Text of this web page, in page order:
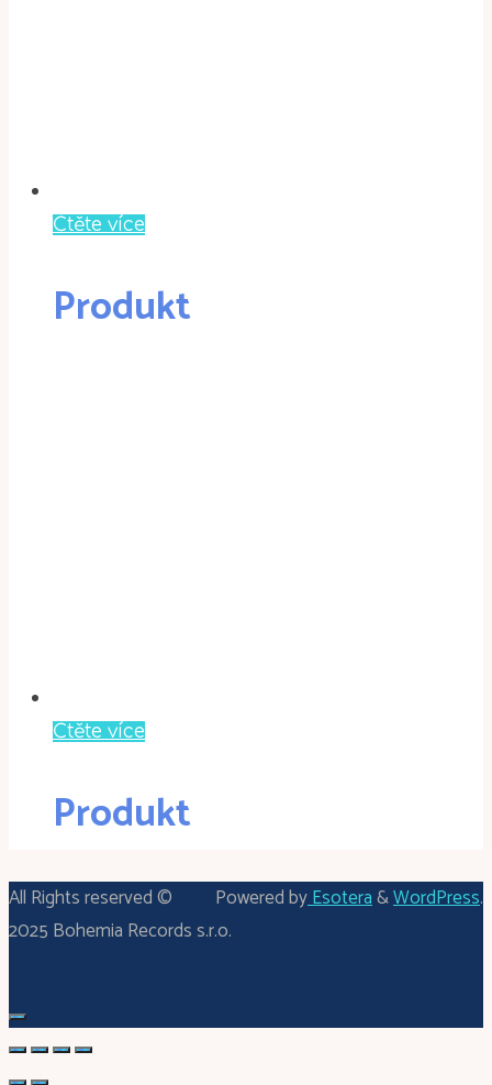
Čtěte více
Produkt
Čtěte více
Produkt
Powered byEsotera&WordPress.
All Rights reserved ©
2025 Bohemia Records s.r.o.